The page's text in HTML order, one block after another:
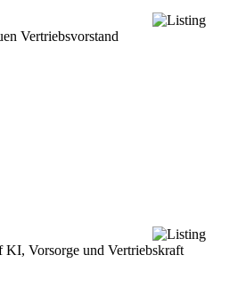
Vertriebsvorstand
KI, Vorsorge und Vertriebskraft